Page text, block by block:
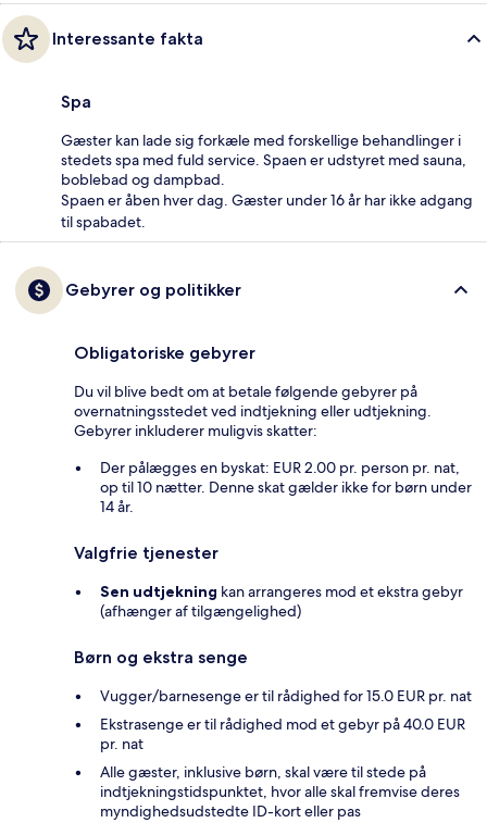
Interessante fakta
Spa
Gæster kan lade sig forkæle med forskellige behandlinger i
stedets spa med fuld service. Spaen er udstyret med sauna,
boblebad og dampbad.
Spaen er åben hver dag. Gæster under 16 år har ikke adgang
til spabadet.
Gebyrer og politikker
Obligatoriske gebyrer
Du vil blive bedt om at betale følgende gebyrer på
overnatningsstedet ved indtjekning eller udtjekning.
Gebyrer inkluderer muligvis skatter:
Der pålægges en byskat: EUR 2.00 pr. person pr. nat,
op til 10 nætter. Denne skat gælder ikke for børn under
14 år.
Valgfrie tjenester
Sen udtjekning kan arrangeres mod et ekstra gebyr
(afhænger af tilgængelighed)
Børn og ekstra senge
Vugger/barnesenge er til rådighed for 15.0 EUR pr. nat
Ekstrasenge er til rådighed mod et gebyr på 40.0 EUR
pr. nat
Alle gæster, inklusive børn, skal være til stede på
indtjekningstidspunktet, hvor alle skal fremvise deres
myndighedsudstedte ID-kort eller pas